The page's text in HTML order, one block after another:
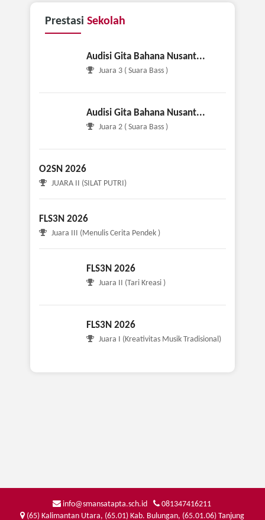
Prestasi Sekolah
Audisi Gita Bahana Nusant...
Juara 3 ( Suara Bass )
Audisi Gita Bahana Nusant...
Juara 2 ( Suara Bass )
O2SN 2026
JUARA II (SILAT PUTRI)
FLS3N 2026
Juara III (Menulis Cerita Pendek )
FLS3N 2026
Juara II (Tari Kreasi )
FLS3N 2026
Juara I (Kreativitas Musik Tradisional)
info@smansatapta.sch.id
081347416211
(65) Kalimantan Utara, (65.01) Kab. Bulungan, (65.01.06) Tanjung